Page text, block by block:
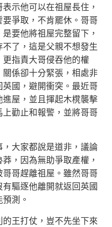
示他可以在祖屋長住，
爭取，不肯罷休。哥哥
要他將祖屋完整留下，
了，這是父親不想發生
指責大哥侵吞他的權
係卻十分緊張，相處非
國，避開衝突。最近哥
屋，並且揮起木櫈襲擊
勸止和報警，並將哥哥
大家都說是道非，議論
，因為無助爭取產權，
哥趕離祖屋。雖然哥哥
驅逐他離開就返回英國
測。
王打仗，豈不先坐下來